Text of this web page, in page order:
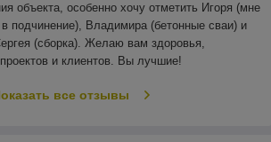
объекта, особенно хочу отметить Игоря (мне
подчинение), Владимира (бетонные сваи) и
(сборка). Желаю вам здоровья,
и клиентов. Вы лучшие!
все отзывы